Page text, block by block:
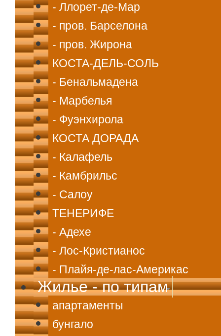
- Ллорет-де-Мар
- пров. Барселона
- пров. Жирона
КОСТА-ДЕЛЬ-СОЛЬ
- Бенальмадена
- Марбелья
- Фуэнхирола
КОСТА ДОРАДА
- Калафель
- Камбрильс
- Салоу
ТЕНЕРИФЕ
- Адехе
- Лос-Кристианос
- Плайя-де-лас-Америкас
Жилье - по типам
апартаменты
бунгало